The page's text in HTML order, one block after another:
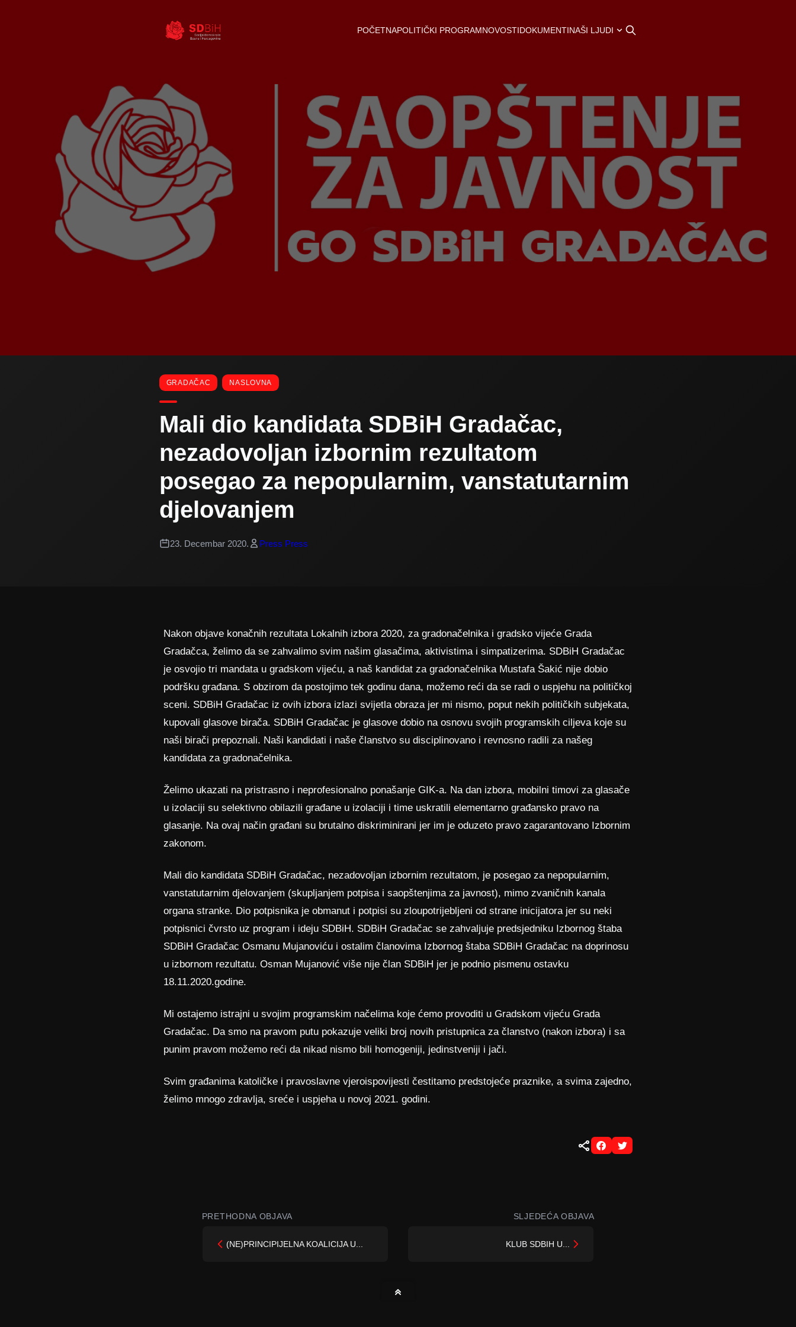
POČETNAPOLITIČKI PROGRAMNOVOSTIDOKUMENTINAŠI LJUDI
GRADAČAC NASLOVNA
Mali dio kandidata SDBiH Gradačac,
nezadovoljan izbornim rezultatom
posegao za nepopularnim, vanstatutarnim
djelovanjem
23. Decembar 2020. Press Press
Nakon objave konačnih rezultata Lokalnih izbora 2020, za gradonačelnika i gradsko vijeće Grada
Gradačca, želimo da se zahvalimo svim našim glasačima, aktivistima i simpatizerima. SDBiH Gradačac
je osvojio tri mandata u gradskom vijeću, a naš kandidat za gradonačelnika Mustafa Šakić nije dobio
podršku građana. S obzirom da postojimo tek godinu dana, možemo reći da se radi o uspjehu na političkoj
sceni. SDBiH Gradačac iz ovih izbora izlazi svijetla obraza jer mi nismo, poput nekih političkih subjekata,
kupovali glasove birača. SDBiH Gradačac je glasove dobio na osnovu svojih programskih ciljeva koje su
naši birači prepoznali. Naši kandidati i naše članstvo su disciplinovano i revnosno radili za našeg
kandidata za gradonačelnika.
Želimo ukazati na pristrasno i neprofesionalno ponašanje GIK-a. Na dan izbora, mobilni timovi za glasače
u izolaciji su selektivno obilazili građane u izolaciji i time uskratili elementarno građansko pravo na
glasanje. Na ovaj način građani su brutalno diskriminirani jer im je oduzeto pravo zagarantovano Izbornim
zakonom.
Mali dio kandidata SDBiH Gradačac, nezadovoljan izbornim rezultatom, je posegao za nepopularnim,
vanstatutarnim djelovanjem (skupljanjem potpisa i saopštenjima za javnost), mimo zvaničnih kanala
organa stranke. Dio potpisnika je obmanut i potpisi su zloupotrijebljeni od strane inicijatora jer su neki
potpisnici čvrsto uz program i ideju SDBiH. SDBiH Gradačac se zahvaljuje predsjedniku Izbornog štaba
SDBiH Gradačac Osmanu Mujanoviću i ostalim članovima Izbornog štaba SDBiH Gradačac na doprinosu
u izbornom rezultatu. Osman Mujanović više nije član SDBiH jer je podnio pismenu ostavku
18.11.2020.godine.
Mi ostajemo istrajni u svojim programskim načelima koje ćemo provoditi u Gradskom vijeću Grada
Gradačac. Da smo na pravom putu pokazuje veliki broj novih pristupnica za članstvo (nakon izbora) i sa
punim pravom možemo reći da nikad nismo bili homogeniji, jedinstveniji i jači.
Svim građanima katoličke i pravoslavne vjeroispovijesti čestitamo predstojeće praznike, a svima zajedno,
želimo mnogo zdravlja, sreće i uspjeha u novoj 2021. godini.
PRETHODNA OBJAVA
(NE)PRINCIPIJELNA KOALICIJA U...
SLJEDEĆA OBJAVA
KLUB SDBIH U...